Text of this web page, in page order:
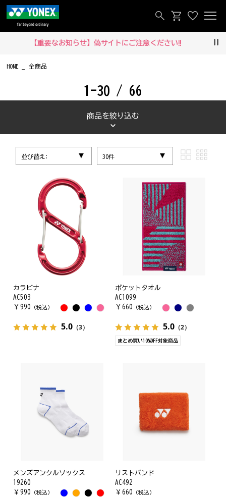
【重要なお知らせ】偽サイトにご注意ください‼
HOME 全商品
1-30 / 66
商品を絞り込む
並び替え: 30件
カラビナ
AC503
￥ 990 （税込）
5.0 （3）
ポケットタオル
AC1099
￥ 660 （税込）
5.0（2）
まとめ買い10%OFF対象商品
メンズアンクルソックス
19260
￥ 990 （税込）
リストバンド
AC492
￥ 660 （税込）